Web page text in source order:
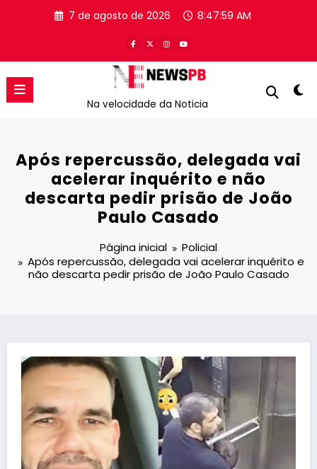
7 de agosto de 2026 8:47:59 AM
Na velocidade da Noticia
Após repercussão, delegada vai
acelerar inquérito e não
descarta pedir prisão de João
Paulo Casado
Página inicial
Policial
Após repercussão, delegada vai acelerar inquérito e
não descarta pedir prisão de João Paulo Casado